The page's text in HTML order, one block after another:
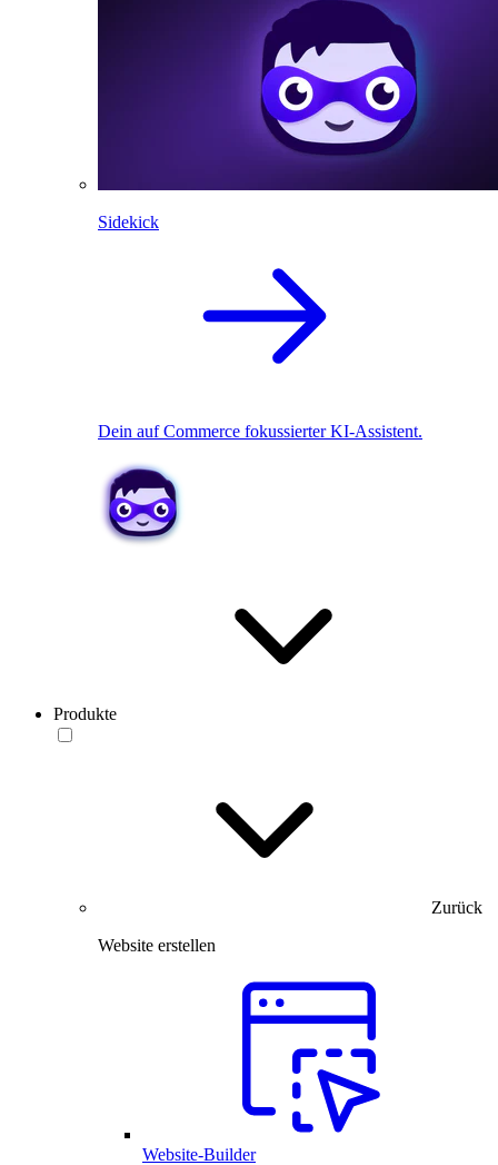
Sidekick
Dein auf Commerce fokussierter KI-Assistent.
Produkte
Zurück
Website erstellen
Website-Builder